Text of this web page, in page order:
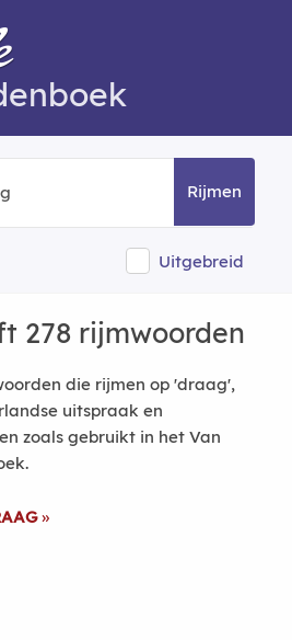
Rijmen
Uitgebreid
278 rijmwoorden
die rijmen op 'draag',
uitspraak en
zoals gebruikt in het Van